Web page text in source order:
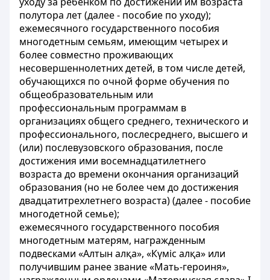
полутора лет (далее - пособие по уходу);
ежемесячного государственного пособия
многодетным семьям, имеющим четырех и
более совместно проживающих
несовершеннолетних детей, в том числе детей,
обучающихся по очной форме обучения по
общеобразовательным или
профессиональным программам в
организациях общего среднего, технического и
профессионального, послесреднего, высшего и
(или) послевузовского образования, после
достижения ими восемнадцатилетнего
возраста до времени окончания организаций
образования (но не более чем до достижения
двадцатитрехлетнего возраста) (далее - пособие
многодетной семье);
ежемесячного государственного пособия
многодетным матерям, награжденным
подвесками «Алтын алқа», «Күміс алқа» или
получившим ранее звание «Мать-героиня»,